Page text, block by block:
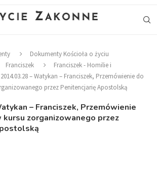
Dokumenty Kościoła o życiu
Franciszek
Franciszek - Homilie i
2014.03.28 – Watykan – Franciszek, Przemówienie do
przez Penitencjarię Apostolską
– Franciszek, Przemówienie
zorganizowanego przez